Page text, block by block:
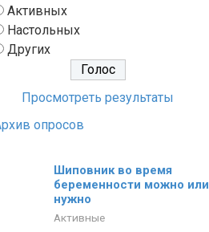
Активных
Настольных
Других
Просмотреть результаты
опросов
Шиповник во время
беременности можно или
нужно
Активные